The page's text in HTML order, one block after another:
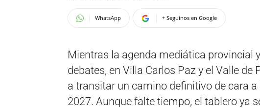
WhatsApp + Seguinos en Google
Mientras la agenda mediática provincial
debates, en Villa Carlos Paz y el Valle
a transitar un camino definitivo de cara
2027. Aunque falte tiempo, el tablero ya